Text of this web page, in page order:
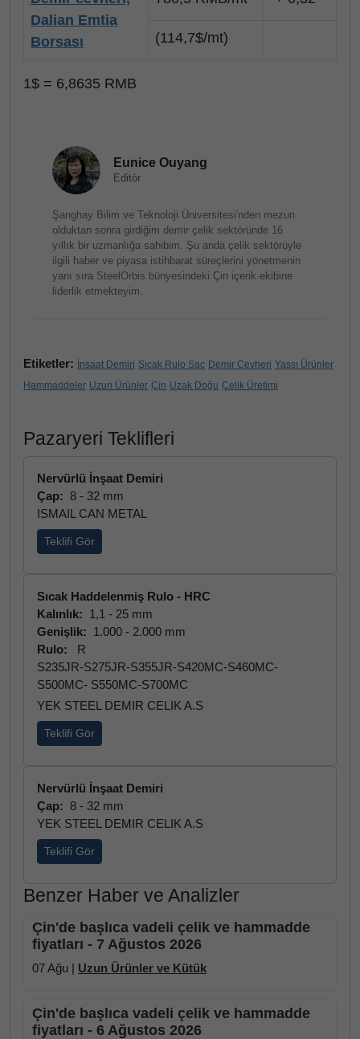
Dalian Emtia
Borsası
(114,7$/mt)
1$ = 6,8635 RMB
Eunice Ouyang
Editör
Şanghay Bilim ve Teknoloji Üniversitesi'nden mezun
olduktan sonra girdiğim demir çelik sektöründe 16
yıllık bir uzmanlığa sahibim. Şu anda çelik sektörüyle
ilgili haber ve piyasa istihbarat süreçlerini yönetmenin
yanı sıra SteelOrbis bünyesindeki Çin içerik ekibine
liderlik etmekteyim.
Etiketler: İnşaat Demiri Sıcak Rulo Sac Demir Cevheri Yassı Ürünler
Hammaddeler Uzun Ürünler Çin Uzak Doğu Çelik Üretimi
Pazaryeri Teklifleri
Nervürlü İnşaat Demiri
Çap: 8 - 32 mm
ISMAIL CAN METAL
Teklifi Gör
Sıcak Haddelenmiş Rulo - HRC
Kalınlık: 1,1 - 25 mm
Genişlik: 1.000 - 2.000 mm
Rulo:
R
S235JR-S275JR-S355JR-S420MC-S460MC-
S500MC- S550MC-S700MC
YEK STEEL DEMIR CELIK A.S
Teklifi Gör
Nervürlü İnşaat Demiri
Çap: 8 - 32 mm
YEK STEEL DEMIR CELIK A.S
Teklifi Gör
Benzer Haber ve Analizler
Çin'de başlıca vadeli çelik ve hammadde
fiyatları - 7 Ağustos 2026
07 Ağu | Uzun Ürünler ve Kütük
Çin'de başlıca vadeli çelik ve hammadde
fiyatları - 6 Ağustos 2026